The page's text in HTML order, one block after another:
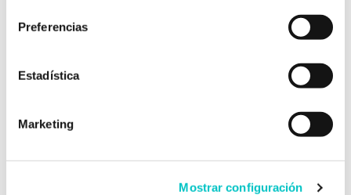
Preferencias
Estadística
Marketing
Mostrar configuración
cuerpo para dar una respuesta y hacer frente
a las demandas de la situación en la que nos